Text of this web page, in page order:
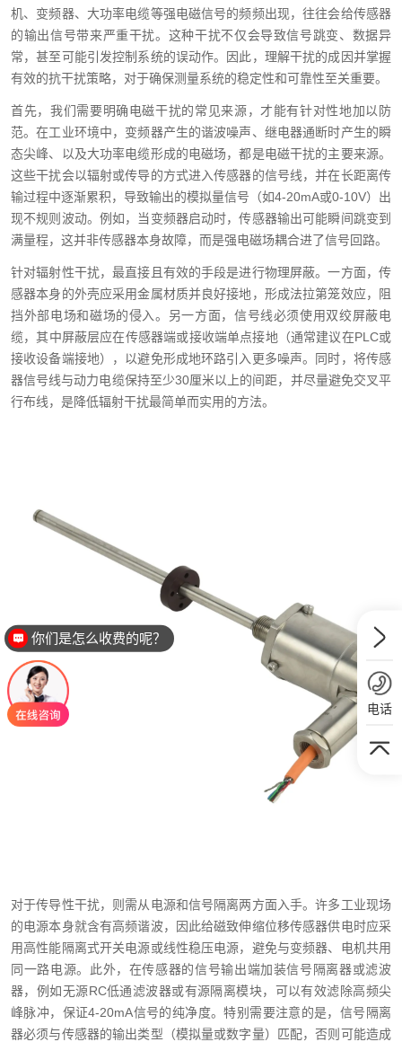
机、变频器、大功率电缆等强电磁信号的频频出现，往往会给传感器
的输出信号带来严重干扰。这种干扰不仅会导致信号跳变、数据异
常，甚至可能引发控制系统的误动作。因此，理解干扰的成因并掌握
有效的抗干扰策略，对于确保测量系统的稳定性和可靠性至关重要。
首先，我们需要明确电磁干扰的常见来源，才能有针对性地加以防
范。在工业环境中，变频器产生的谐波噪声、继电器通断时产生的瞬
态尖峰、以及大功率电缆形成的电磁场，都是电磁干扰的主要来源。
这些干扰会以辐射或传导的方式进入传感器的信号线，并在长距离传
输过程中逐渐累积，导致输出的模拟量信号（如4-20mA或0-10V）出
现不规则波动。例如，当变频器启动时，传感器输出可能瞬间跳变到
满量程，这并非传感器本身故障，而是强电磁场耦合进了信号回路。
针对辐射性干扰，最直接且有效的手段是进行物理屏蔽。一方面，传
感器本身的外壳应采用金属材质并良好接地，形成法拉第笼效应，阻
挡外部电场和磁场的侵入。另一方面，信号线必须使用双绞屏蔽电
缆，其中屏蔽层应在传感器端或接收端单点接地（通常建议在PLC或
接收设备端接地），以避免形成地环路引入更多噪声。同时，将传感
器信号线与动力电缆保持至少30厘米以上的间距，并尽量避免交叉平
行布线，是降低辐射干扰最简单而实用的方法。
对于传导性干扰，则需从电源和信号隔离两方面入手。许多工业现场
的电源本身就含有高频谐波，因此给磁致伸缩位移传感器供电时应采
用高性能隔离式开关电源或线性稳压电源，避免与变频器、电机共用
同一路电源。此外，在传感器的信号输出端加装信号隔离器或滤波
器，例如无源RC低通滤波器或有源隔离模块，可以有效滤除高频尖
峰脉冲，保证4-20mA信号的纯净度。特别需要注意的是，信号隔离
器必须与传感器的输出类型（模拟量或数字量）匹配，否则可能造成
电话
你们是怎么收费的呢？